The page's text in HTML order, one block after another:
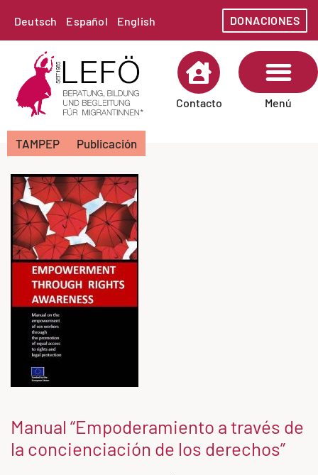
Deutsch Español English DONACIONES
Contacto Menú
TAMPEP Publicación
Manual “Empoderamiento a través de
la concienciación de los derechos”